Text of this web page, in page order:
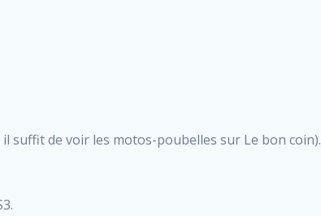
suffit de voir les motos-poubelles sur Le bon coin).